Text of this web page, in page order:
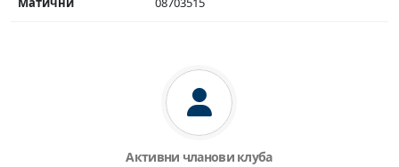
Активни чланови клуба